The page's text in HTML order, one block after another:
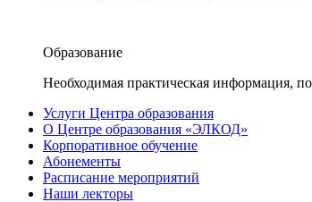
Образование
Необходимая практическая информация,
Услуги Центра образования
О Центре образования «ЭЛКОД»
Корпоративное обучение
Абонементы
Расписание мероприятий
Наши лекторы